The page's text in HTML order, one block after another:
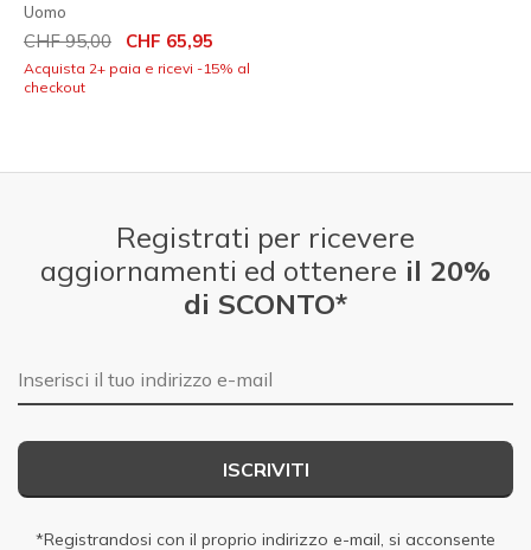
Uomo
Prezzo ridotto da
CHF 95,00 per
CHF 65,95
Acquista 2+ paia e ricevi -15% al
checkout
Registrati per ricevere
aggiornamenti ed ottenere il 20%
di SCONTO*
E-mail
ISCRIVITI
*Registrandosi con il proprio indirizzo e-mail, si acconsente